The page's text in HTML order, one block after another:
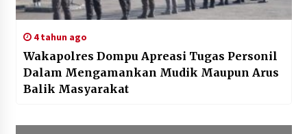
4 tahun ago
Wakapolres Dompu Apreasi Tugas Personil
Dalam Mengamankan Mudik Maupun Arus
Balik Masyarakat